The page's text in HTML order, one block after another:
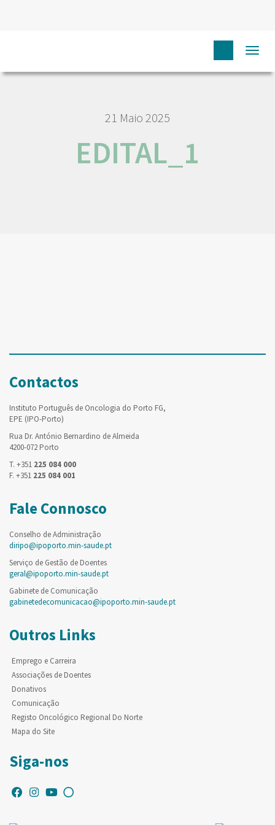
21 Maio 2025
EDITAL_1
Contactos
Instituto Português de Oncologia do Porto FG,
EPE (IPO-Porto)
Rua Dr. António Bernardino de Almeida
4200-072 Porto
T. +351 225 084 000
F. +351 225 084 001
Fale Connosco
Conselho de Administração
diripo@ipoporto.min-saude.pt
Serviço de Gestão de Doentes
geral@ipoporto.min-saude.pt
Gabinete de Comunicação
gabinetedecomunicacao@ipoporto.min-saude.pt
Outros Links
Emprego e Carreira
Associações de Doentes
Donativos
Comunicação
Registo Oncológico Regional Do Norte
Mapa do Site
Siga-nos